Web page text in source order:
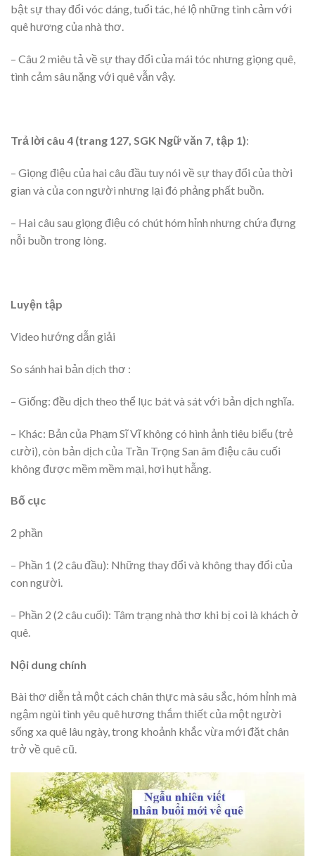
bật sự thay đổi vóc dáng, tuổi tác, hé lộ những tình cảm với
quê hương của nhà thơ.
– Câu 2 miêu tả về sự thay đổi của mái tóc nhưng giọng quê,
tình cảm sâu nặng với quê vẫn vậy.
Trả lời câu 4 (trang 127, SGK Ngữ văn 7, tập 1):
– Giọng điệu của hai câu đầu tuy nói về sự thay đổi của thời
gian và của con người nhưng lại đó phảng phất buồn.
– Hai câu sau giọng điệu có chút hóm hỉnh nhưng chứa đựng
nỗi buồn trong lòng.
Luyện tập
Video hướng dẫn giải
So sánh hai bản dịch thơ :
– Giống: đều dịch theo thể lục bát và sát với bản dịch nghĩa.
– Khác: Bản của Phạm Sĩ Vĩ không có hình ảnh tiêu biểu (trẻ
cười), còn bản dịch của Trần Trọng San âm điệu câu cuối
không được mềm mềm mại, hơi hụt hẫng.
Bố cục
2 phần
– Phần 1 (2 câu đầu): Những thay đổi và không thay đổi của
con người.
– Phần 2 (2 câu cuối): Tâm trạng nhà thơ khi bị coi là khách ở
quê.
Nội dung chính
Bài thơ diễn tả một cách chân thực mà sâu sắc, hóm hỉnh mà
ngậm ngùi tình yêu quê hương thắm thiết của một người
sống xa quê lâu ngày, trong khoảnh khắc vừa mới đặt chân
trở về quê cũ.